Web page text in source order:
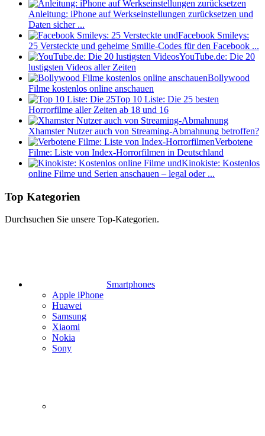
Anleitung: iPhone auf Werkseinstellungen zurücksetzen und
Daten sicher ...
Facebook Smileys:
25 Versteckte und geheime Smilie-Codes für den Facebook ...
YouTube.de: Die 20
lustigsten Videos aller Zeiten
Bollywood
Filme kostenlos online anschauen
Top 10 Liste: Die 25 besten
Horrorfilme aller Zeiten ab 18 und 16
Xhamster Nutzer auch von Streaming-Abmahnung betroffen?
Verbotene
Filme: Liste von Index-Horrorfilmen in Deutschland
Kinokiste: Kostenlos
online Filme und Serien anschauen – legal oder ...
Top Kategorien
Durchsuchen Sie unsere Top-Kategorien.
Smartphones
Apple iPhone
Huawei
Samsung
Xiaomi
Nokia
Sony